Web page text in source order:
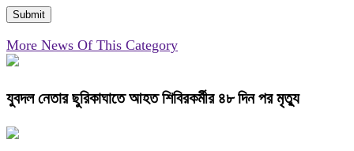
More News Of This Category
যুবদল নেতার ছুরিকাঘাতে আহত শিবিরকর্মীর ৪৮ দিন পর মৃত্যু